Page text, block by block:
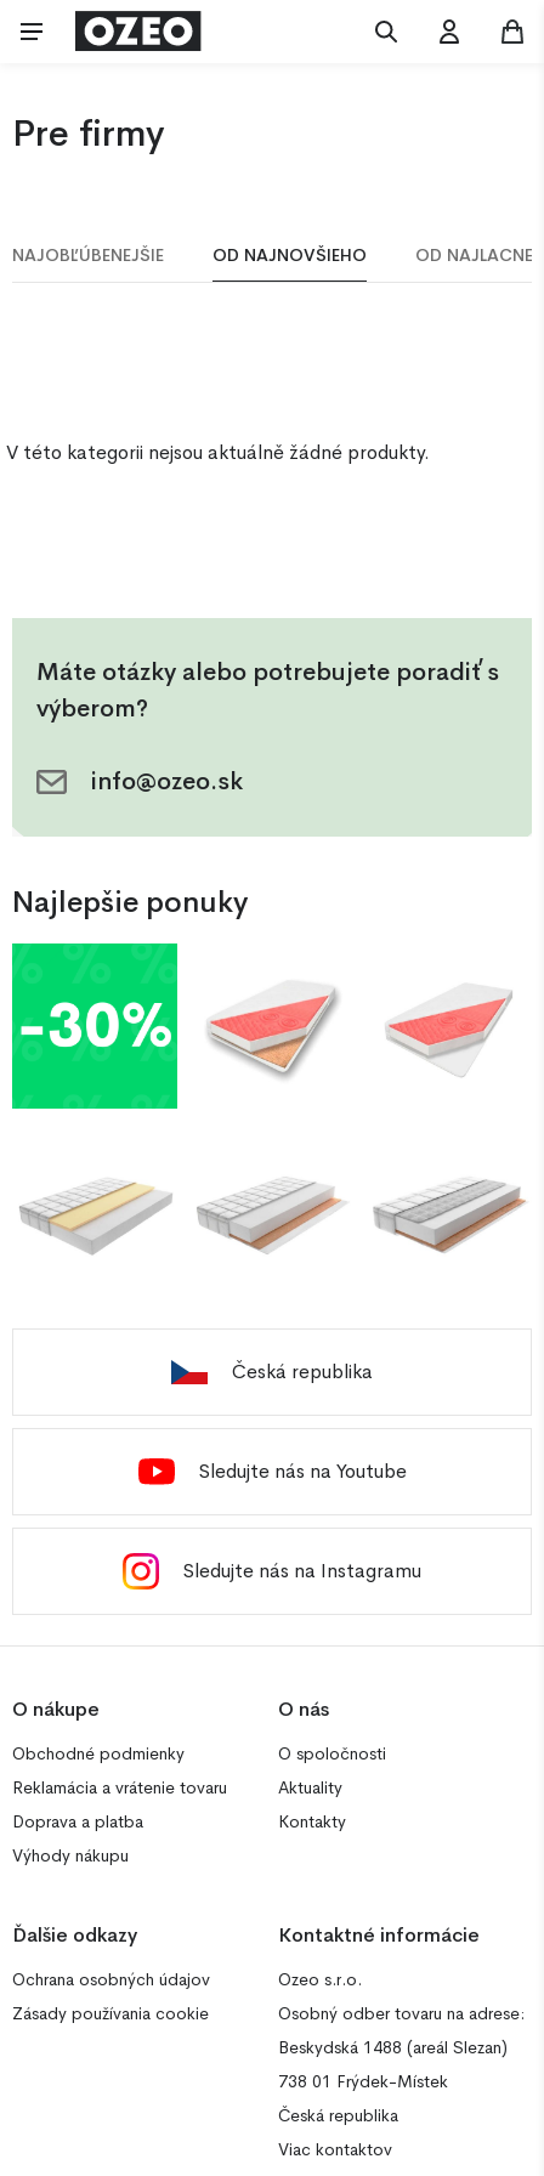
Pre firmy
NAJOBĽÚBENEJŠIE OD NAJNOVŠIEHO OD
V této kategorii nejsou aktuálně žádné produkty.
Máte otázky alebo potrebujete poradiť s
výberom?
info@ozeo.sk
Najlepšie ponuky
Česká republika
Sledujte nás na Youtube
Sledujte nás na Instagramu
O nákupe
Obchodné podmienky
Reklamácia a vrátenie tovaru
Doprava a platba
Výhody nákupu
O nás
O spoločnosti
Aktuality
Kontakty
Ďalšie odkazy
Ochrana osobných údajov
Zásady používania cookie
Kontaktné informácie
Ozeo s.r.o.
Osobný odber tovaru na adrese:
Beskydská 1488 (areál Slezan)
738 01 Frýdek-Místek
Česká republika
Viac kontaktov